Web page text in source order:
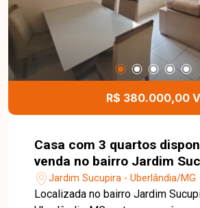
R$ 380.000,00 V
Casa com 3 quartos disponível para
venda no bairro Jardim
Uberlândia-MG
Jardim Sucupira - Uberlândia/MG
Localizada no bairro Jardim